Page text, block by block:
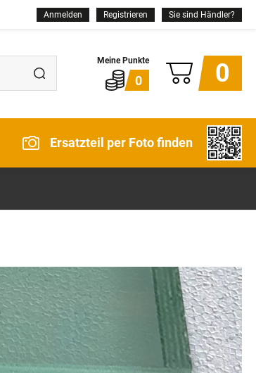
Anmelden Registrieren Sie sind Händler?
0 0
Ersatzteil per Foto finden